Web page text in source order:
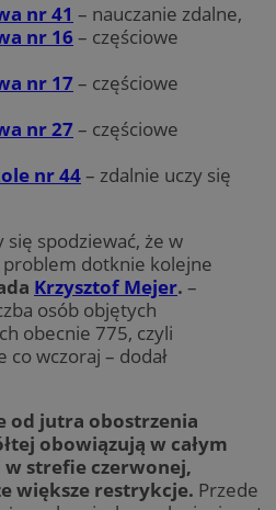
nr 41 – nauczanie zdalne,
nr 16 – częściowe
nr 17 – częściowe
nr 27 – częściowe
nr 44– zdalnie uczy się
spodziewać, że w
problem dotknie kolejne
Krzysztof Mejer. –
osób objętych
obecnie 775, czyli
wczoraj – dodał
od jutra obostrzenia
obowiązują w całym
strefie czerwonej,
większe restrykcje. Przede